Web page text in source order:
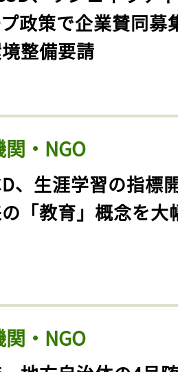
政策で企業賛同募
整備要請
・NGO
、生涯学習の指標
「教育」概念を大
・NGO